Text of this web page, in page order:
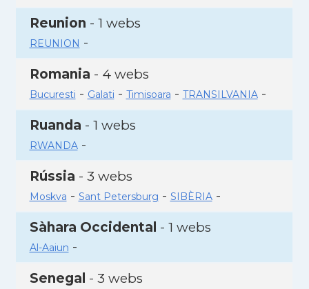
Reunion - 1 webs
REUNION -
Romania - 4 webs
Bucuresti - Galati - Timisoara - TRANSILVANIA-
Ruanda - 1 webs
RWANDA-
Rússia - 3 webs
Moskva - Sant Petersburg - SIBÈRIA-
Sàhara Occidental - 1 webs
Al-Aaiun -
Senegal - 3 webs